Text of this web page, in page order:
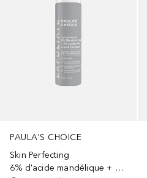
PAULA'S CHOICE
Skin Perfecting
6% d'acide mandélique + 2% d'acide lactique Exfoliant liquide